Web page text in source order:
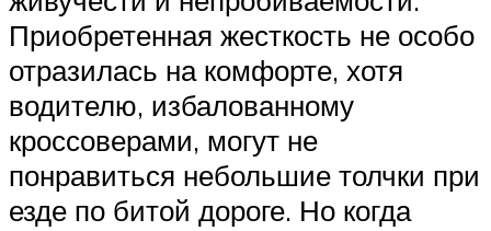
Приобретенная жесткость не особо
отразилась на комфорте, хотя
водителю, избалованному
кроссоверами, могут не
понравиться небольшие толчки при
езде по битой дороге. Но когда